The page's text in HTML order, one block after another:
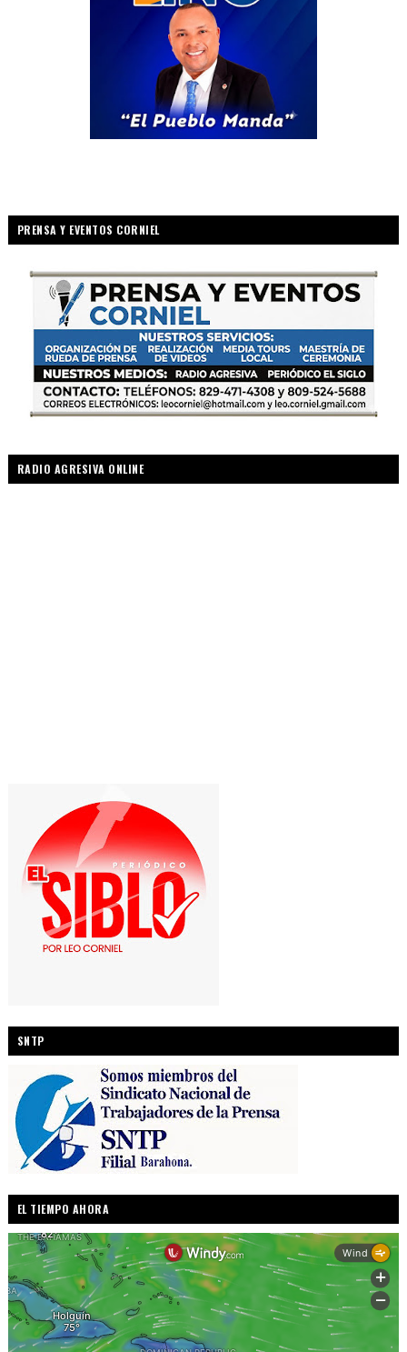
PRENSA Y EVENTOS CORNIEL
RADIO AGRESIVA ONLINE
SNTP
EL TIEMPO AHORA